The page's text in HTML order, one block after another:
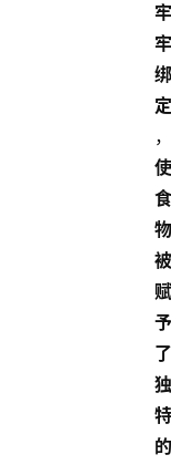
牢
牢
绑
定
，
使
食
物
被
赋
予
了
独
特
的